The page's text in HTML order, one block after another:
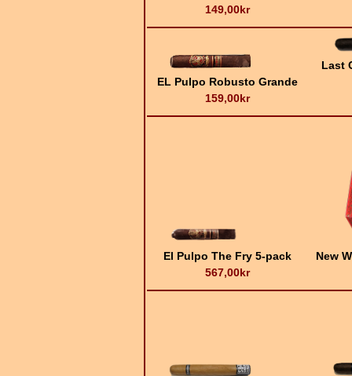
149,00kr
EL Pulpo Robusto Grande
159,00kr
Last
El Pulpo The Fry 5-pack
567,00kr
New